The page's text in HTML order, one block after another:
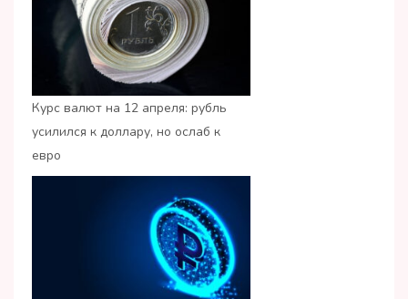
Курс валют на 12 апреля: рубль
усилился к доллару, но ослаб к
евро